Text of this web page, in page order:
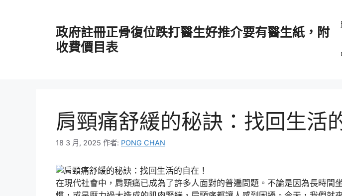
政府註冊正骨復位跌打醫生好推介要有醫生紙，附
收費價目表
肩頸痛舒緩的秘訣：找回生活
18 3 月, 2025 作者: PONG CHAN
在現代社會中，肩頸痛已成為了許多人面對的普遍問題。不論是因為長時間